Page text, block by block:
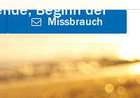
Beginn der
Missbrauch